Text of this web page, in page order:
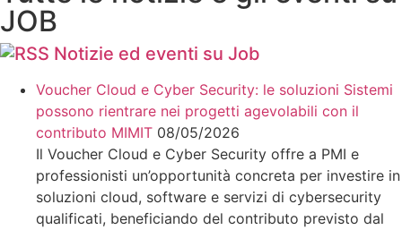
JOB
Notizie ed eventi su Job
Voucher Cloud e Cyber Security: le soluzioni Sistemi
possono rientrare nei progetti agevolabili con il
contributo MIMIT 08/05/2026
Il Voucher Cloud e Cyber Security offre a PMI e
professionisti un’opportunità concreta per investire in
soluzioni cloud, software e servizi di cybersecurity
qualificati, beneficiando del contributo previsto dal